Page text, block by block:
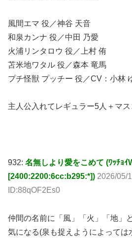
風間エマ 役／神谷 天音
和泉カンナ 役／中田 乃愛
火浦リンタロウ 役／上村 侑
苫米地ワタル 役／森本 竜馬
プチ怪獣 プッチー 役／CV：小林
主人公入れてレギュラー5人＋マ
932: 名無しより愛をこめて (ﾜｯﾁｮｲ
[2400:2200:6cc:b295:*]) 2026/05/
ID:88qOF2Es0
仲間の名前に「風」「火」「地」
気になる(泉も捉えようによっては